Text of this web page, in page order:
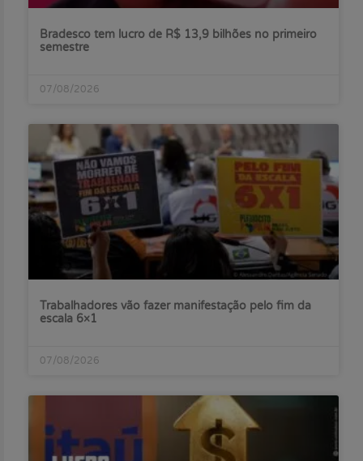
Bradesco tem lucro de R$ 13,9 bilhões no primeiro
semestre
07/08/2026
Trabalhadores vão fazer manifestação pelo fim da
escala 6×1
07/08/2026